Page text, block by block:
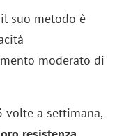
suo metodo è
moderato di
volte a settimana,